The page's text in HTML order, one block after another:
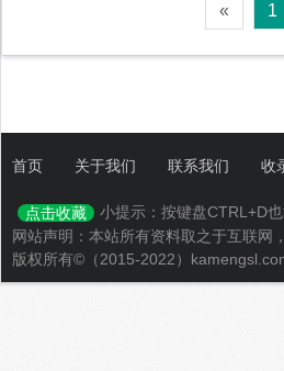
« 1
首页 关于我们 联系我们 收
点击收藏
小提示：按键盘CTRL+D也
网站声明：本站所有资料取之于互联网
版权所有©（2015-2022）